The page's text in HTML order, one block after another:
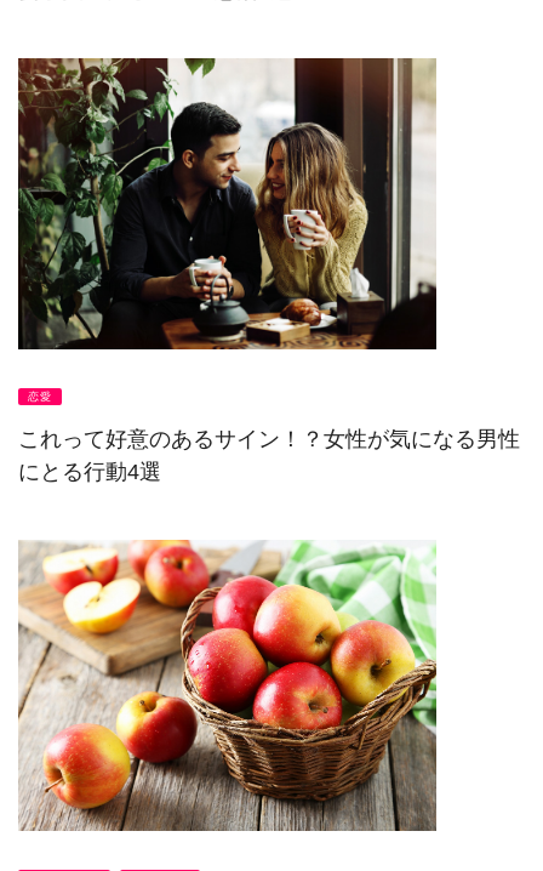
恋愛
これって好意のあるサイン！？女性が気になる男性
にとる行動4選